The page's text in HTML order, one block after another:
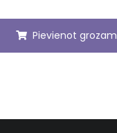
Pievienot grozam